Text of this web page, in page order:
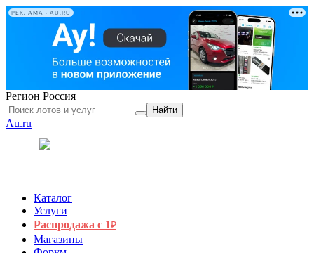
РЕКЛАМА • AU.RU
Регион Россия
Найти
Au.ru
Каталог
Услуги
Распродажа с 1₽
Магазины